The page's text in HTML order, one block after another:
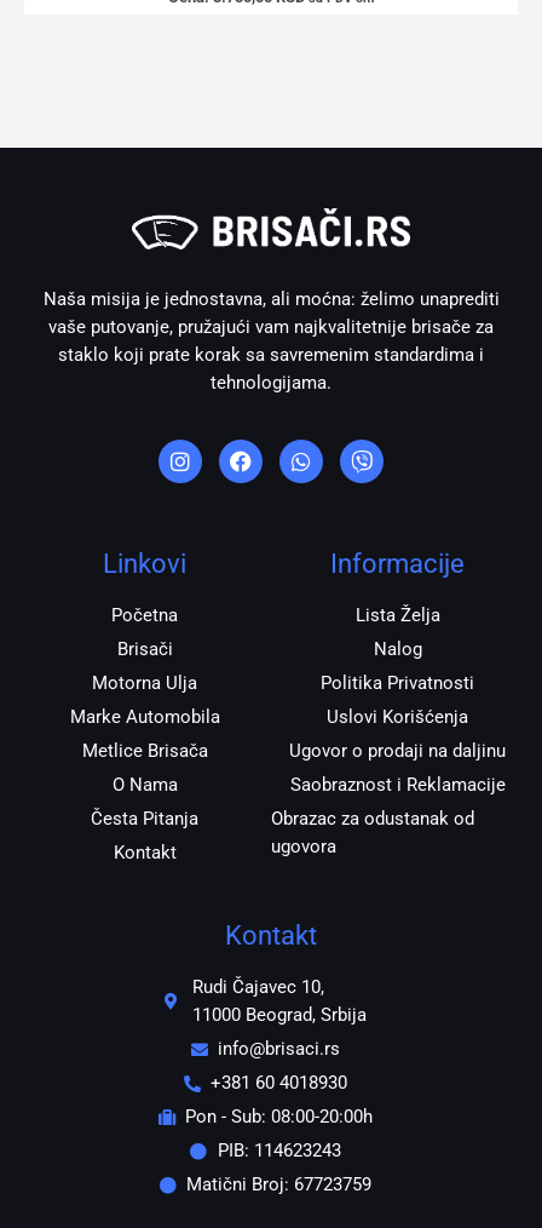
Naša misija je jednostavna, ali moćna: želimo unaprediti
vaše putovanje, pružajući vam najkvalitetnije brisače za
staklo koji prate korak sa savremenim standardima i
tehnologijama.
n
s
t
r
a
a
c
e
h
a
t
i
b
e
Linkovi
Početna
Brisači
Motorna Ulja
Marke Automobila
Metlice Brisača
O Nama
Česta Pitanja
Kontakt
Informacije
Lista Želja
Nalog
Politika Privatnosti
Uslovi Korišćenja
Ugovor o prodaji na daljinu
Saobraznost i Reklamacije
Obrazac za odustanak od
ugovora
Kontakt
Rudi Čajavec 10,
11000 Beograd, Srbija
info@brisaci.rs
+381 60 4018930
Pon - Sub: 08:00-20:00h
PIB: 114623243
Matični Broj: 67723759